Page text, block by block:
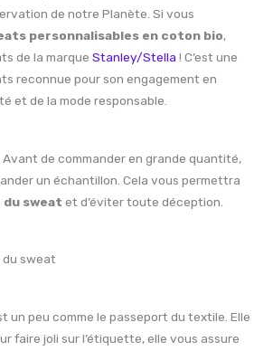
de notre Planète. Si vous
personnalisables en coton bio,
de la marqueStanley/Stella ! C’est une
reconnue pour son engagement en
et de la mode responsable.
Avant de commander en grande quantité,
un échantillon. Cela vous permettra
sweat et d’éviter toute déception.
sweat
un peu comme le passeport du textile. Elle
faire joli sur l’étiquette, elle vous assure